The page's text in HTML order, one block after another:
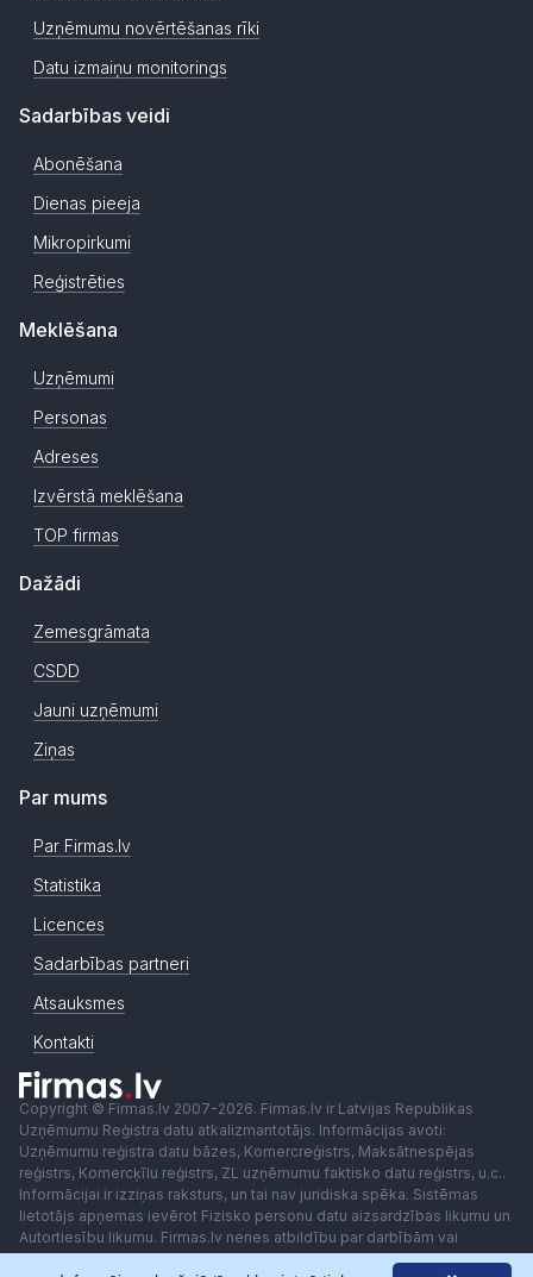
Uzņēmumu novērtēšanas rīki
Datu izmaiņu monitorings
Sadarbības veidi
Abonēšana
Dienas pieeja
Mikropirkumi
Reģistrēties
Meklēšana
Uzņēmumi
Personas
Adreses
Izvērstā meklēšana
TOP firmas
Dažādi
Zemesgrāmata
CSDD
Jauni uzņēmumi
Ziņas
Par mums
Par Firmas.lv
Statistika
Licences
Sadarbības partneri
Atsauksmes
Kontakti
Copyright © Firmas.lv 2007-2026. Firmas.lv ir Latvijas Republikas
Uzņēmumu Reģistra datu atkalizmantotājs. Informācijas avoti:
Uzņēmumu reģistra datu bāzes, Komercreģistrs, Maksātnespējas
reģistrs, Komercķīlu reģistrs, ZL uzņēmumu faktisko datu reģistrs, u.c..
Informācijai ir izziņas raksturs, un tai nav juridiska spēka. Sistēmas
lietotājs apņemas ievērot Fizisko personu datu aizsardzības likumu un
Autortiesību likumu. Firmas.lv nenes atbildību par darbībām vai
lēmumiem, kas balstīti uz saņemto pakalpojumu. Lietotājam aizliegts